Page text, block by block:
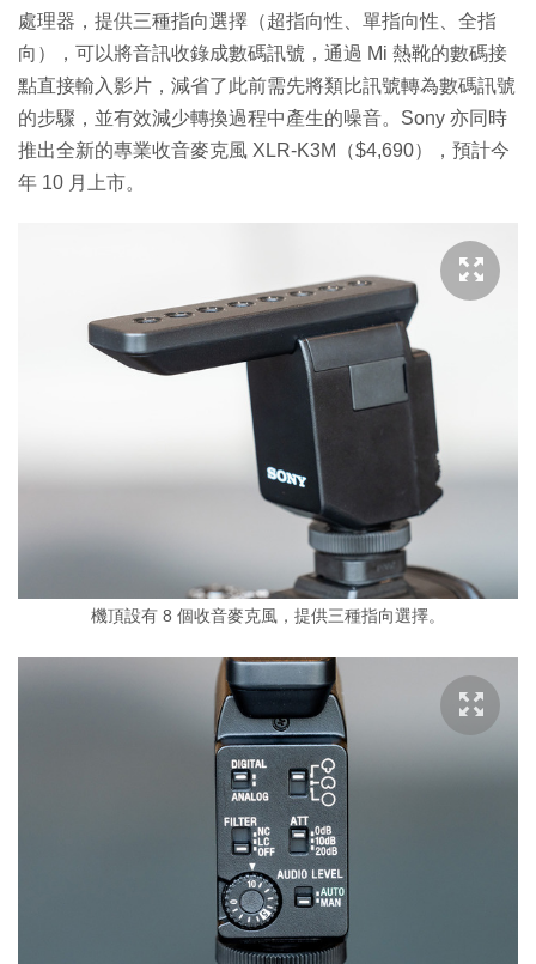
處理器，提供三種指向選擇（超指向性、單指向性、全指
向），可以將音訊收錄成數碼訊號，通過 Mi 熱靴的數碼接
點直接輸入影片，減省了此前需先將類比訊號轉為數碼訊號
的步驟，並有效減少轉換過程中產生的噪音。Sony 亦同時
推出全新的專業收音麥克風 XLR-K3M（$4,690），預計今
年 10 月上市。
機頂設有 8 個收音麥克風，提供三種指向選擇。